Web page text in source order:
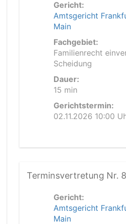
Gericht:
Amtsgericht
Main
Fachgebiet:
Familienrecht
Scheidung
Dauer:
15 min
Gerichtstermin:
02.11.2026 10:00
Terminsvertretung Nr.
Gericht:
Amtsgericht
Main